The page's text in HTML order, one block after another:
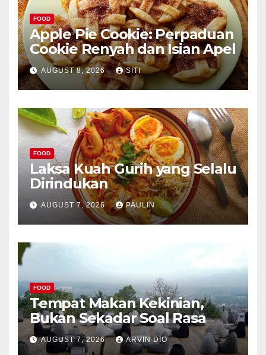
FOOD
Apple Pie Cookie: Perpaduan
Cookie Renyah dan Isian Apel
AUGUST 8, 2026 SITI
FOOD
Laksa Kuah Gurih yang Selalu
Dirindukan
AUGUST 7, 2026 PAULIN
FOOD
Tempat Makan Kekinian,
Bukan Sekadar Soal Rasa
AUGUST 7, 2026 ARVIN DIO